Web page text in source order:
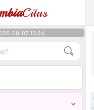
Citas
08-07 15:24